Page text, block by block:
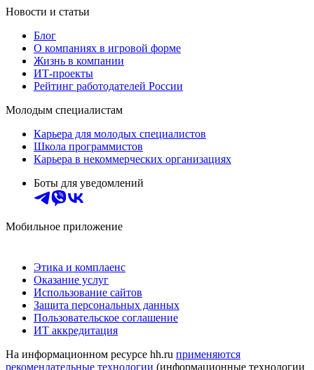
Новости и статьи
Блог
О компаниях в игровой форме
Жизнь в компании
ИТ-проекты
Рейтинг работодателей России
Молодым специалистам
Карьера для молодых специалистов
Школа программистов
Карьера в некоммерческих организациях
Боты для уведомлений
Мобильное приложение
Этика и комплаенс
Оказание услуг
Использование сайтов
Защита персональных данных
Пользовательское соглашение
ИТ аккредитация
На информационном ресурсе hh.ru применяются
рекомендательные технологии (информационные технологии